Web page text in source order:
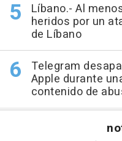
Líbano.- Al
heridos por un
de Líbano
Telegram
Apple durante
contenido de